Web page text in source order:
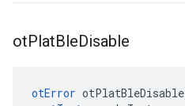
otPlatBleDisable
otError otPlatBleDisable